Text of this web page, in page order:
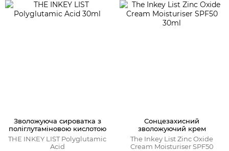
Зволожуюча сироватка з
поліглутаміновою кислотою
THE INKEY LIST Polyglutamic
Acid
Сонцезахисний
зволожуючий крем
The Inkey List Zinc Oxide
Cream Moisturiser SPF50